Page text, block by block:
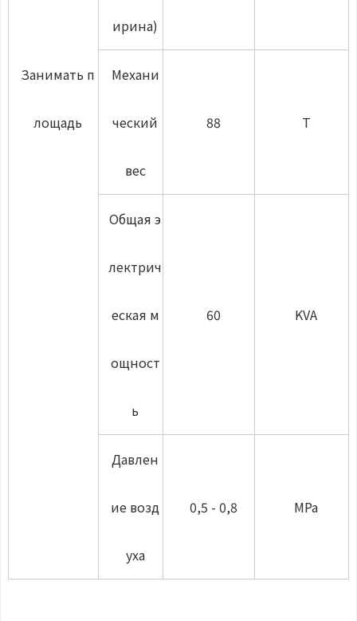
Занимать п
лощадь
ирина)
Механи
ческий
вес
88 T
Общая э
лектрич
еская м
ощност
ь
60 KVA
Давлен
ие возд
уха
0,5 - 0,8 MPa